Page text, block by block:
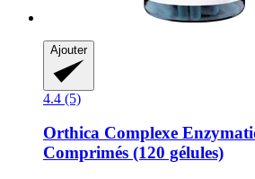
Ajouter
4.4 (5)
Orthica Complexe
Comprimés (120 gélules)